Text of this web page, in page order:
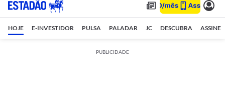
HOJE E-INVESTIDOR PULSA PALADAR JC DESCUBRA ASSINE
PUBLICIDADE